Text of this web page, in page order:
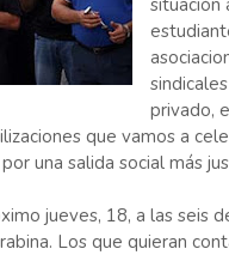
situación
privado,
que vamos a
una salida social más
jueves, 18, a las seis
Los que quieran